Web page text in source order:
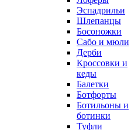
Эспадрильи
Шлепанцы
Босоножки
Сабо и мюли
Дерби
Кроссовки и
кеды
Балетки
Ботфорты
Ботильоны и
ботинки
Туфли